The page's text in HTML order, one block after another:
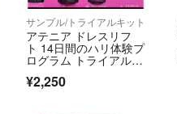
サンプル/トライアルキット
アテニア ドレスリフ
ト 14日間のハリ体験プ
ログラム トライアルセ
ット
¥2,250